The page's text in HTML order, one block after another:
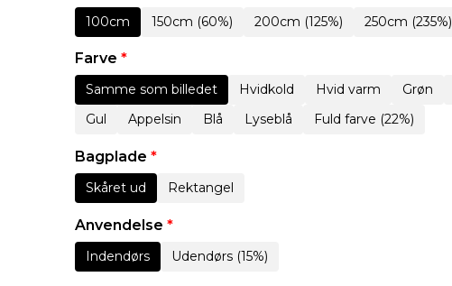
100cm 150cm (60%) 200cm (125%) 250cm (235%)
Farve *
Samme som billedet Hvidkold Hvid varm Grøn
Gul
Appelsin Blå Lyseblå Fuld farve (22%)
Bagplade *
Skåret ud Rektangel
Anvendelse *
Indendørs Udendørs (15%)